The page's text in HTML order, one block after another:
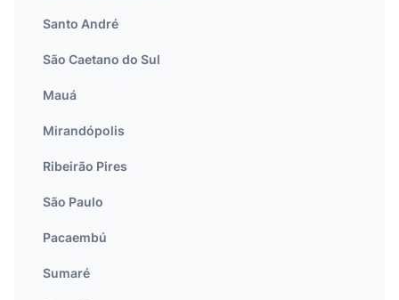
Santo André
São Caetano do Sul
Mauá
Mirandópolis
Ribeirão Pires
São Paulo
Pacaembú
Sumaré